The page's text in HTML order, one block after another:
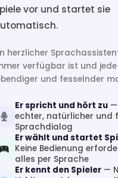
vor und startet sie
herzlicher
verfügbar ist und jede
und fesselnder
Er spricht und hört zu—
echter, natürlicher und
Sprachdialog
Er wählt und startet
Keine Bedienung
alles per Sprache
Er kennt den Spieler—